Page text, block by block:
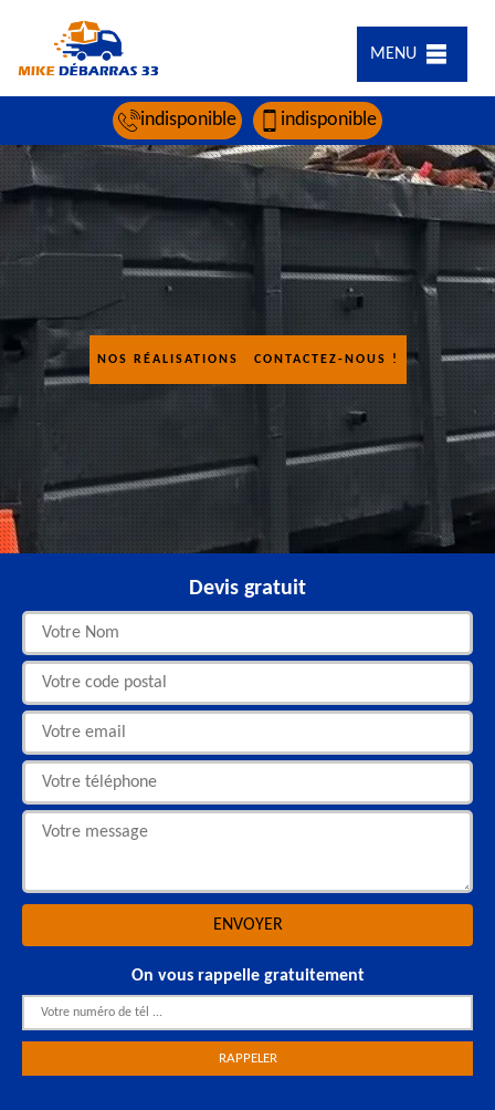
MENU
indisponible indisponible
NOS RÉALISATIONS CONTACTEZ-NOUS !
Devis gratuit
On vous rappelle gratuitement